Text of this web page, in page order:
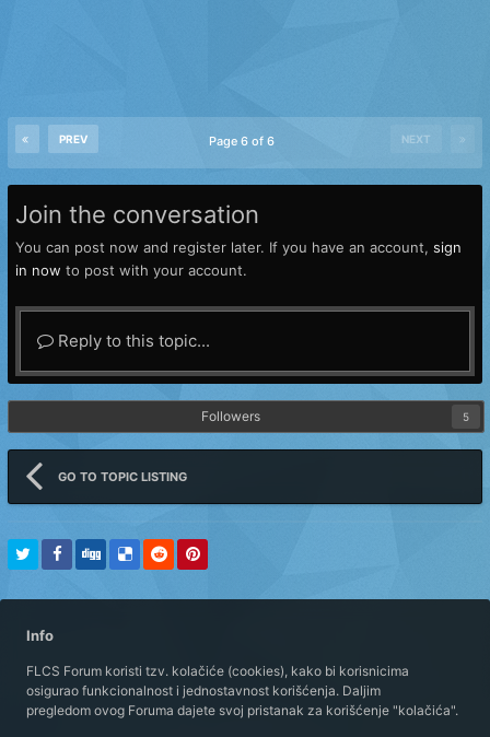
PREV NEXT
Page 6 of 6
Join the conversation
You can post now and register later. If you have an account, sign
in now to post with your account.
Reply to this topic...
Followers 5
GO TO TOPIC LISTING
Info
FLCS Forum koristi tzv. kolačiće (cookies), kako bi korisnicima
osigurao funkcionalnost i jednostavnost korišćenja. Daljim
pregledom ovog Foruma dajete svoj pristanak za korišćenje "kolačića".